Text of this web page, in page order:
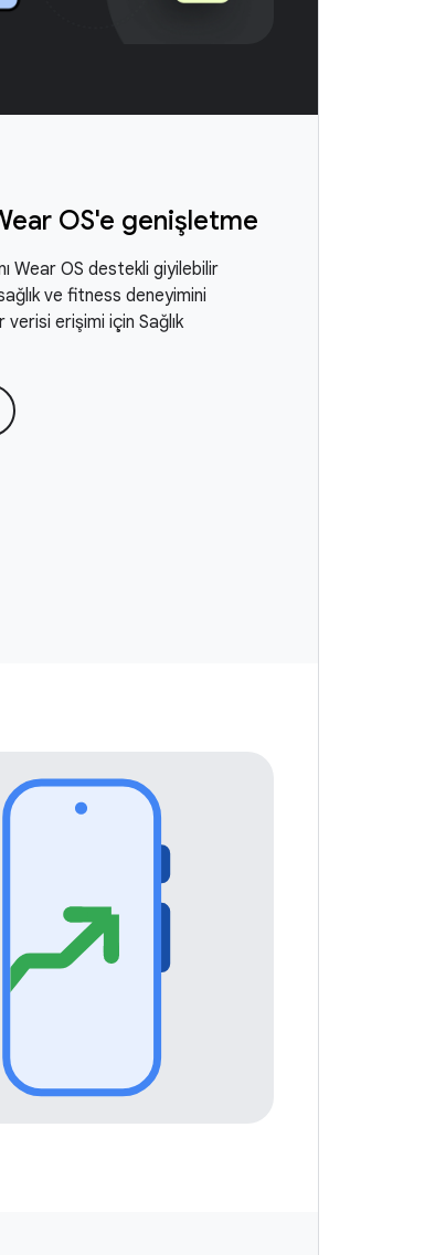
OS'e genişletme
Wear OS destekli giyilebilir
ve fitness deneyimini
erişimi için Sağlık